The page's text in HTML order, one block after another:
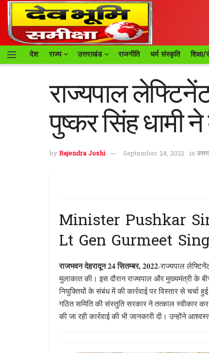
देश राज्य उत्तराखंड राजनीति धर्म संस्कृति शिक्षा/
राज्यपाल
पुष्कर सिंह धामी
by Rajendra Joshi September 24, 2022 in
Minister Pushkar
Lt Gen Gurmeet
राजभवन देहरादून 24 सितम्बर, 2022-राज्यपाल
मुलाकात की। इस दौरान राज्यपाल और मुख्यमंत्री के
नियुक्तियों के संबंध में की कार्रवाई पर विस्तार से
गठित समिति की संस्तुति सरकार ने तत्काल स्वीकार
की जा रही कार्रवाई की भी जानकारी दी। उन्होंने